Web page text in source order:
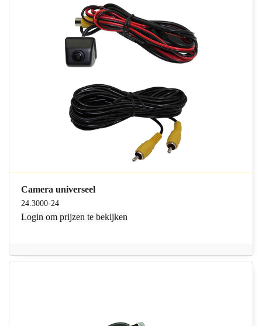
Camera universeel
24.3000-24
Login om prijzen te bekijken